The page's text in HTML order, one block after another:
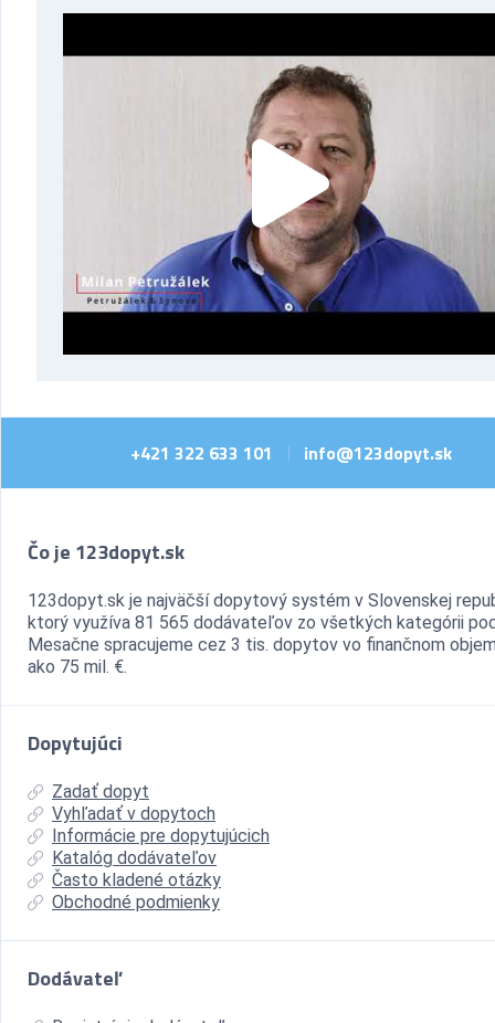
+421 322 633 101 info@123dopyt.sk
Čo je 123dopyt.sk
123dopyt.sk je najväčší dopytový systém v Slovenskej
ktorý využíva 81 565 dodávateľov zo všetkých kategórii
Mesačne spracujeme cez 3 tis. dopytov vo finančnom
ako 75 mil. €.
Dopytujúci
Zadať dopyt
Vyhľadať v dopytoch
Informácie pre dopytujúcich
Katalóg dodávateľov
Často kladené otázky
Obchodné podmienky
Dodávateľ